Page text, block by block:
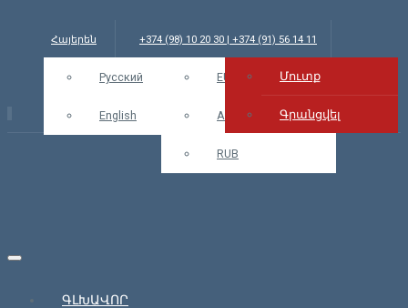
Հայերեն
Русский
English
+374 (98) 10 20 30 | +374 (91) 56 14 11
info@bars.am USD EUR
AMD
RUB
Մուտք Մուտք
Գրանցվել
ԳԼԽԱՎՈՐ